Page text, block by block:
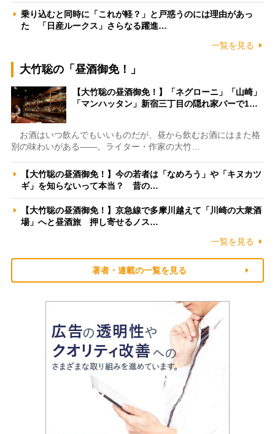
乗り込むと同時に「これが軽？」と戸惑うのには理由があっ
た 「日産ルークス」さらなる躍進…
一覧を見る
大竹聡の「昼酒御免！」
【大竹聡の昼酒御免！】「ネグローニ」「山崎」
「マンハッタン」新宿三丁目の隠れ家バーで1…
お酒はいつ飲んでもいいものだが、昼から飲むお酒にはまた格
別の味わいがある――。ライター・作家の大竹…
【大竹聡の昼酒御免！】今の若者は「なめろう」や「キヌカツ
ギ」を知らないって本当？ 昔の…
【大竹聡の昼酒御免！】京急線で多摩川越えて「川崎の大衆酒
場」へと昼酒旅 押し寄せるノス…
一覧を見る
著者・連載の一覧を見る